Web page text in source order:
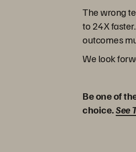
The wrong
to 24X
outcomes
We look
Be one of
choice.See